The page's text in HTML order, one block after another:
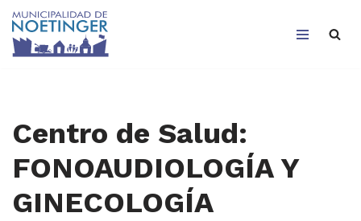
Saltar
Centro de Salud:
FONOAUDIOLOGÍA Y
GINECOLOGÍA